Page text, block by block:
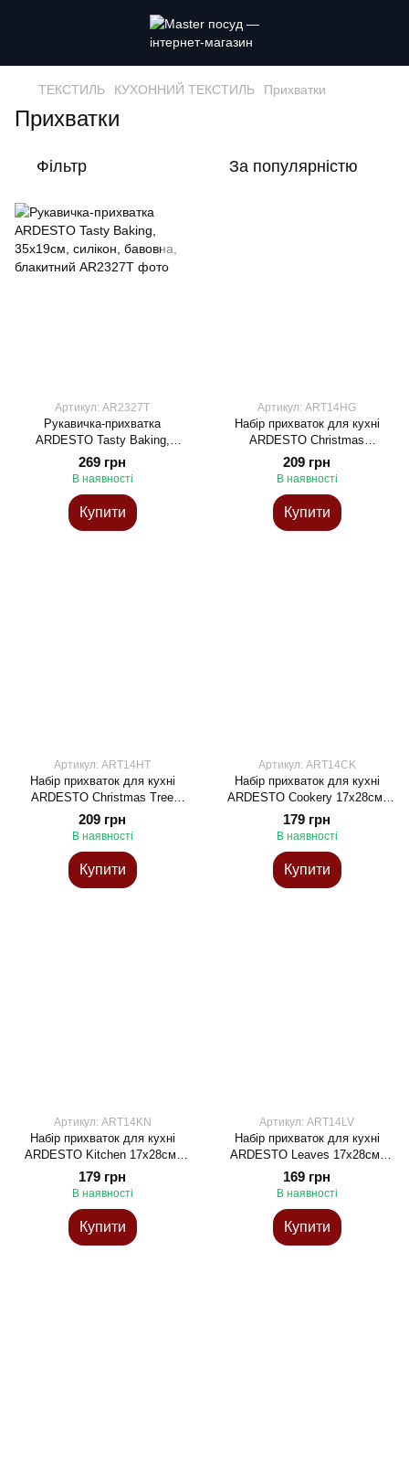
ТЕКСТИЛЬ КУХОННИЙ ТЕКСТИЛЬ Прихватки
Прихватки
Фільтр За популярністю
Артикул: AR2327T
Рукавичка-прихватка
ARDESTO Tasty Baking,
35х19см, силікон, бавовна,
блакитний
269 грн
В наявності
Купити
Артикул: ART14HG
Набір прихваток для кухні
ARDESTO Christmas
Gingerbread 18х20см, 18х30см,
100% поліестер (верх), 100%
209 грн
В наявності
Купити
Артикул: ART14HT
Набір прихваток для кухні
ARDESTO Christmas Tree
18х20см, 18х30см, 100%
поліестер (верх), 100%
209 грн
В наявності
Купити
Артикул: ART14CK
Набір прихваток для кухні
ARDESTO Cookery 17х28см,
20х20см, 90% поліестер, 10%
бавовна
179 грн
В наявності
Купити
Артикул: ART14KN
Набір прихваток для кухні
ARDESTO Kitchen 17х28см,
20х20см, 90% поліестер, 10%
бавовна
179 грн
В наявності
Купити
Артикул: ART14LV
Набір прихваток для кухні
ARDESTO Leaves 17х28см,
20х20см, 90% поліестер, 10%
бавовна
169 грн
В наявності
Купити